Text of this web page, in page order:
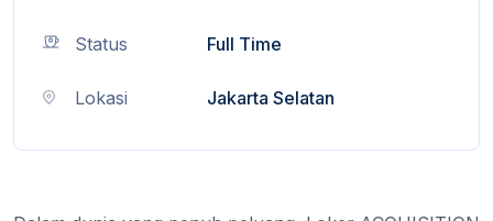
Status Full Time
Lokasi Jakarta Selatan